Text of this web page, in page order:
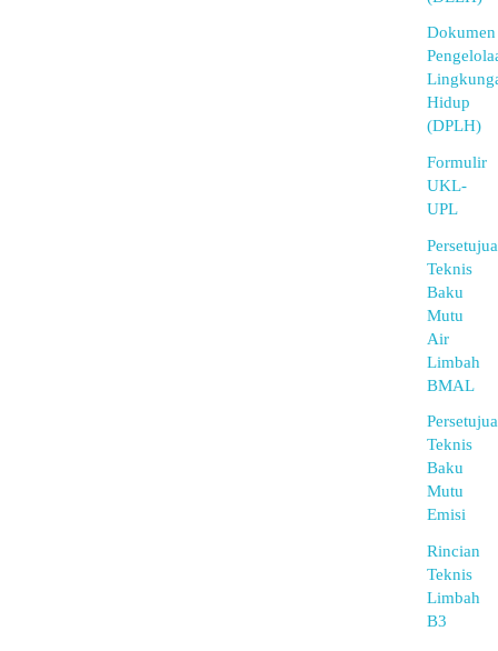
Dokumen
Hidup
(DPLH)
Formulir
UKL-
UPL
Teknis
Baku
Mutu
Air
Limbah
BMAL
Teknis
Baku
Mutu
Emisi
Rincian
Teknis
Limbah
B3